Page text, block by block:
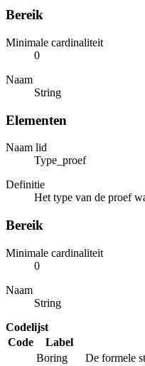
Bereik
Minimale cardinaliteit
0
Naam
String
Elementen
Naam lid
Type_proef
Definitie
Het type van de proef
Bereik
Minimale cardinaliteit
0
Naam
String
Codelijst
Code
Label
Boring
De formele